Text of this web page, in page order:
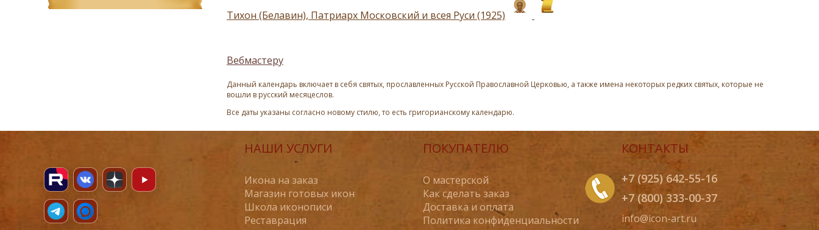
Тихон (Белавин), Патриарх Московский и всея Руси (1925)
Вебмастеру
Данный календарь включает в себя святых, прославленных Русской Православной Церковью, а также имена некоторых редких святых, которые не
вошли в русский месяцеслов.
Все даты указаны согласно новому стилю, то есть григорианскому календарю.
НАШИ УСЛУГИ
Икона на заказ
Магазин готовых икон
Школа иконописи
Реставрация
ПОКУПАТЕЛЮ
О мастерской
Как сделать заказ
Доставка и оплата
Политика конфиденциальности
КОНТАКТЫ
+7 (925) 642-55-16
+7 (800) 333-00-37
info@icon-art.ru